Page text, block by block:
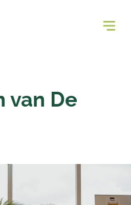
van De